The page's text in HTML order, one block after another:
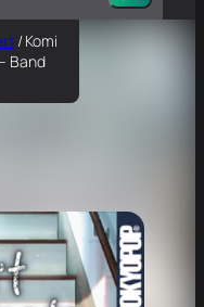
/ Komi
Band